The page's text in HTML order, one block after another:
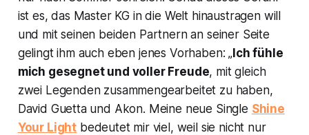
ist es, das Master KG in die Welt hinaustragen will
und mit seinen beiden Partnern an seiner Seite
gelingt ihm auch eben jenes Vorhaben: „Ich fühle
mich gesegnet und voller Freude, mit gleich
zwei Legenden zusammengearbeitet zu haben,
David Guetta und Akon. Meine neue Single Shine
Your Light bedeutet mir viel, weil sie nicht nur